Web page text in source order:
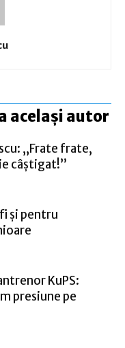
același autor
„Frate frate,
câștigat!”
şi pentru
KuPS:
presiune pe